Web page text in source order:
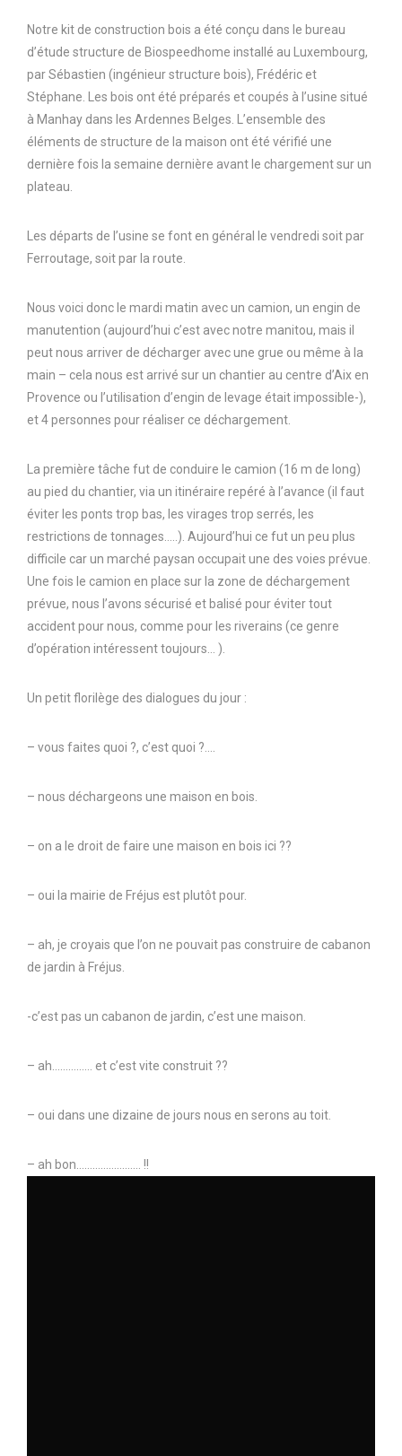
Notre kit de construction bois a été conçu dans le bureau
d’étude structure de Biospeedhome installé au Luxembourg,
par Sébastien (ingénieur structure bois), Frédéric et
Stéphane. Les bois ont été préparés et coupés à l’usine situé
à Manhay dans les Ardennes Belges. L’ensemble des
éléments de structure de la maison ont été vérifié une
dernière fois la semaine dernière avant le chargement sur un
plateau.
Les départs de l’usine se font en général le vendredi soit par
Ferroutage, soit par la route.
Nous voici donc le mardi matin avec un camion, un engin de
manutention (aujourd’hui c’est avec notre manitou, mais il
peut nous arriver de décharger avec une grue ou même à la
main – cela nous est arrivé sur un chantier au centre d’Aix en
Provence ou l’utilisation d’engin de levage était impossible-),
et 4 personnes pour réaliser ce déchargement.
La première tâche fut de conduire le camion (16 m de long)
au pied du chantier, via un itinéraire repéré à l’avance (il faut
éviter les ponts trop bas, les virages trop serrés, les
restrictions de tonnages…..). Aujourd’hui ce fut un peu plus
difficile car un marché paysan occupait une des voies prévue.
Une fois le camion en place sur la zone de déchargement
prévue, nous l’avons sécurisé et balisé pour éviter tout
accident pour nous, comme pour les riverains (ce genre
d’opération intéressent toujours… ).
Un petit florilège des dialogues du jour :
– vous faites quoi ?, c’est quoi ?….
– nous déchargeons une maison en bois.
– on a le droit de faire une maison en bois ici ??
– oui la mairie de Fréjus est plutôt pour.
– ah, je croyais que l’on ne pouvait pas construire de cabanon
de jardin à Fréjus.
-c’est pas un cabanon de jardin, c’est une maison.
– ah…………… et c’est vite construit ??
– oui dans une dizaine de jours nous en serons au toit.
– ah bon…………………… !!